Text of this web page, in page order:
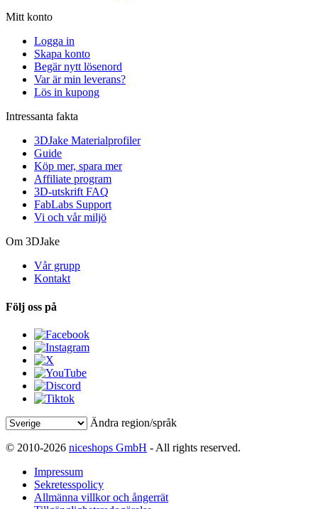
Mitt konto
Logga in
Skapa konto
Begär nytt lösenord
Var är min leverans?
Lös in kupong
Intressanta fakta
3DJake Materialprofiler
Guide
Köp mer, spara mer
Affiliate program
3D-utskrift FAQ
FabLabs Support
Vi och vår miljö
Om 3DJake
Vår grupp
Kontakt
Följ oss på
Ändra region/språk
© 2010-2026 niceshops GmbH - All rights reserved.
Impressum
Sekretesspolicy
Allmänna villkor och ångerrät